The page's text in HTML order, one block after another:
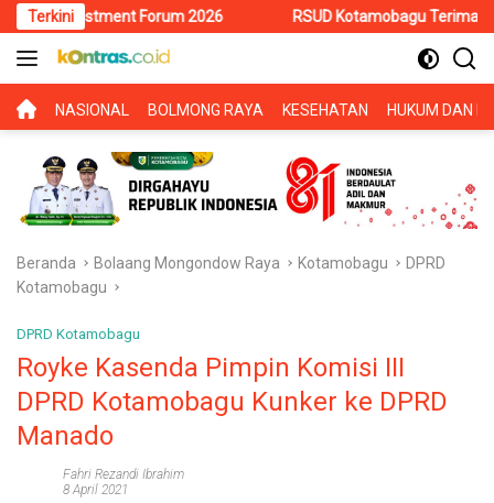
Langsung
ke
konten
TerkiniForum 2026 RSUD Kotamobagu Terima Siswa
BERANDA
NASIONAL BOLMONG RAYA KESEHATAN HUKUM DAN
Beranda Bolaang Mongondow Raya Kotamobagu
DPRD
Kotamobagu
DPRD Kotamobagu
Royke Kasenda Pimpin Komisi III
DPRD Kotamobagu Kunker ke DPRD
Manado
Fahri Rezandi Ibrahim
8 April 2021